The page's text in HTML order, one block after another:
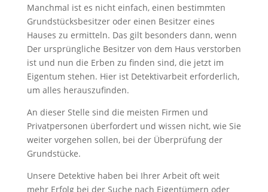
Manchmal ist es nicht einfach, einen bestimmten
Grundstücksbesitzer oder einen Besitzer eines
Hauses zu ermitteln. Das gilt besonders dann, wenn
Der ursprüngliche Besitzer von dem Haus verstorben
ist und nun die Erben zu finden sind, die jetzt im
Eigentum stehen. Hier ist Detektivarbeit erforderlich,
um alles herauszufinden.
An dieser Stelle sind die meisten Firmen und
Privatpersonen überfordert und wissen nicht, wie Sie
weiter vorgehen sollen, bei der Überprüfung der
Grundstücke.
Unsere Detektive haben bei Ihrer Arbeit oft weit
mehr Erfolg bei der Suche nach Eigentümern oder